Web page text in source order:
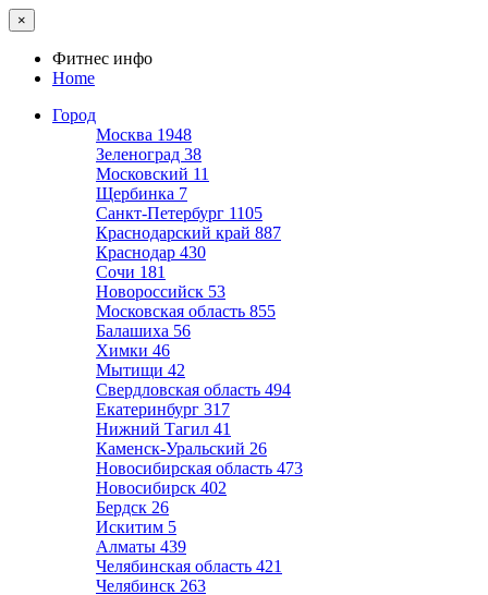
×
Фитнес инфо
Home
Город
Москва 1948
Зеленоград 38
Московский 11
Щербинка 7
Санкт-Петербург 1105
Краснодарский край 887
Краснодар 430
Сочи 181
Новороссийск 53
Московская область 855
Балашиха 56
Химки 46
Мытищи 42
Свердловская область 494
Екатеринбург 317
Нижний Тагил 41
Каменск-Уральский 26
Новосибирская область 473
Новосибирск 402
Бердск 26
Искитим 5
Алматы 439
Челябинская область 421
Челябинск 263